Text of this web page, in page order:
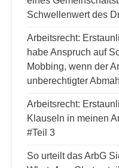
Schwellenwert des
Arbeitsrecht:
habe Anspruch auf
Mobbing, wenn der
unberechtigter
Arbeitsrecht:
Klauseln in meinen
#Teil 3
So urteilt das ArbG